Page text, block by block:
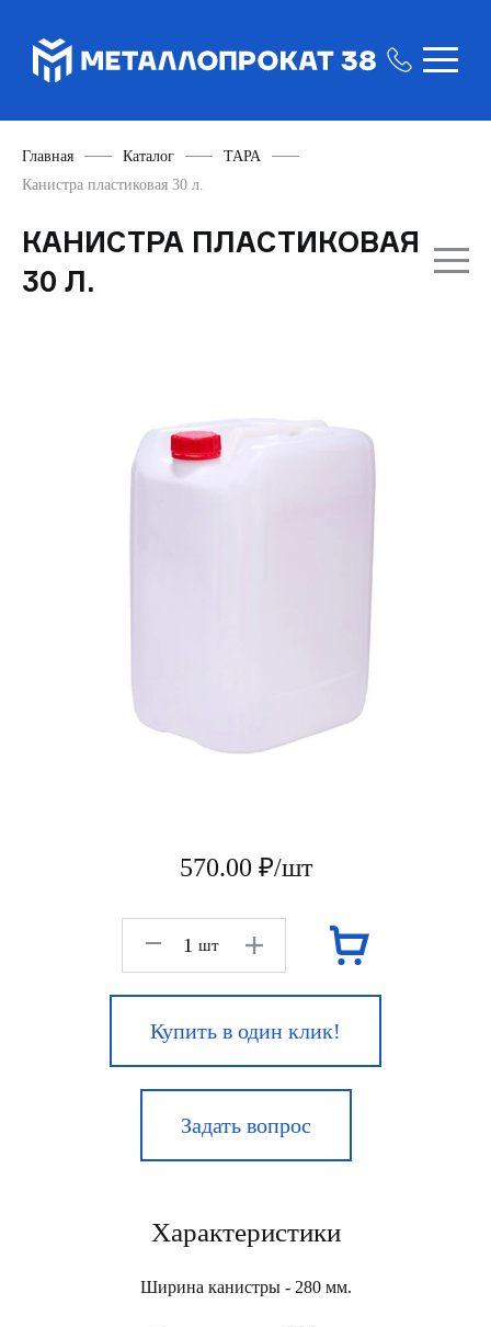
Главная Каталог
ТАРА
Канистра пластиковая 30 л.
КАНИСТРА ПЛАСТИКОВАЯ
30 Л.
570.00 ₽/шт
шт
Купить в один клик!
Задать вопрос
Характеристики
Ширина канистры - 280 мм.